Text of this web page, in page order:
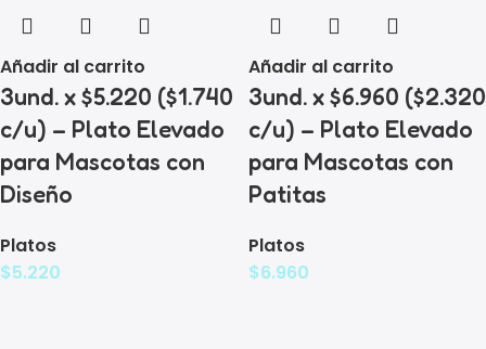
Añadir al carrito
3und. x $5.220 ($1.740
c/u) – Plato Elevado
para Mascotas con
Diseño
Platos
$5.220
Añadir al carrito
3und. x $6.960 ($2.320
c/u) – Plato Elevado
para Mascotas con
Patitas
Platos
$6.960